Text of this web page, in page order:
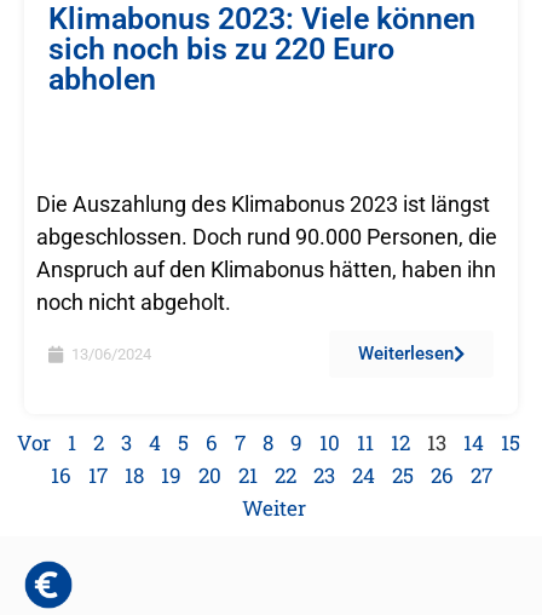
Klimabonus 2023: Viele können
sich noch bis zu 220 Euro
abholen
Die Auszahlung des Klimabonus 2023 ist längst
abgeschlossen. Doch rund 90.000 Personen, die
Anspruch auf den Klimabonus hätten, haben ihn
noch nicht abgeholt.
13/06/2024 Weiterlesen
Vor 1 2 3 4 5 6 7 8 9 10 11 12 13 14
15
16
17 18 19 20 21 22 23 24 25 26
27
Weiter